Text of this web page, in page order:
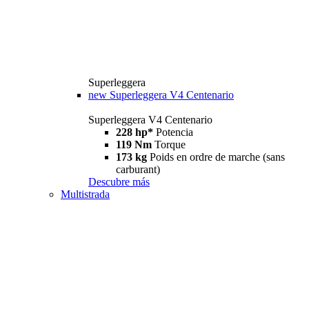
Superleggera
new Superleggera V4 Centenario
Superleggera V4 Centenario
228 hp* Potencia
119 Nm Torque
173 kg Poids en ordre de marche (sans
carburant)
Descubre más
Multistrada